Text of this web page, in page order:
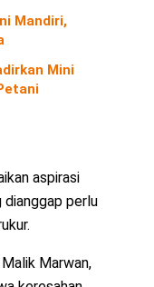
Mandiri,
Mini
aspirasi
perlu
Marwan,